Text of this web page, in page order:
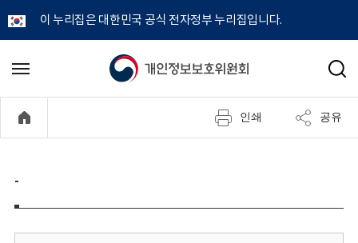
이 누리집은 대한민국 공식 전자정부 누리집입니다.
개
정
보
메
기
검
인쇄 공유
-